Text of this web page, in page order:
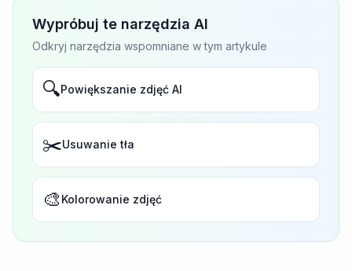
Wypróbuj te narzędzia AI
Odkryj narzędzia wspomniane w tym artykule
🔍Powiększanie zdjęć AI
✂️Usuwanie tła
🎨 Kolorowanie zdjęć